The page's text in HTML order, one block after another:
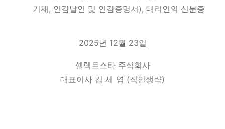
기재, 인감날인 및 인감증명서), 대리인의 신분증
2025년 12월 23일
셀렉트스타 주식회사
대표이사 김 세 엽 (직인생략)